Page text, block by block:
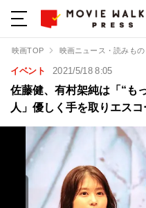
映画TOP 映画ニュース・読みもの
イベント 2021/5/18 8:05
佐藤健、有村架純は「“も
人」優しく手を取りエス